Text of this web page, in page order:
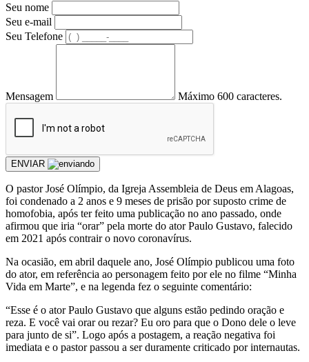
Seu nome
Seu e-mail
Seu Telefone
Mensagem Máximo 600 caracteres.
ENVIAR
O pastor José Olímpio, da Igreja Assembleia de Deus em Alagoas,
foi condenado a 2 anos e 9 meses de prisão por suposto crime de
homofobia, após ter feito uma publicação no ano passado, onde
afirmou que iria “orar” pela morte do ator Paulo Gustavo, falecido
em 2021 após contrair o novo coronavírus.
Na ocasião, em abril daquele ano, José Olímpio publicou uma foto
do ator, em referência ao personagem feito por ele no filme “Minha
Vida em Marte”, e na legenda fez o seguinte comentário:
“Esse é o ator Paulo Gustavo que alguns estão pedindo oração e
reza. E você vai orar ou rezar? Eu oro para que o Dono dele o leve
para junto de si”. Logo após a postagem, a reação negativa foi
imediata e o pastor passou a ser duramente criticado por internautas.